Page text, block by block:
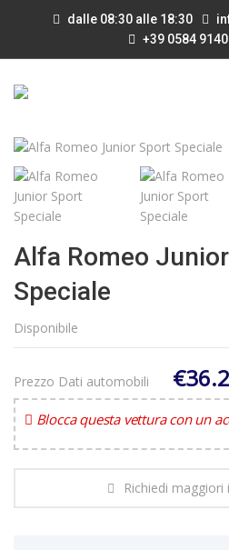
dalle 08:30 alle 18:30
+39 0584
Alfa Romeo
Speciale
Disponibile
Prezzo Dati automobili
Blocca questa vettura con un
Richiedi